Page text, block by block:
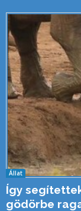
Állat
Így
gödörbe